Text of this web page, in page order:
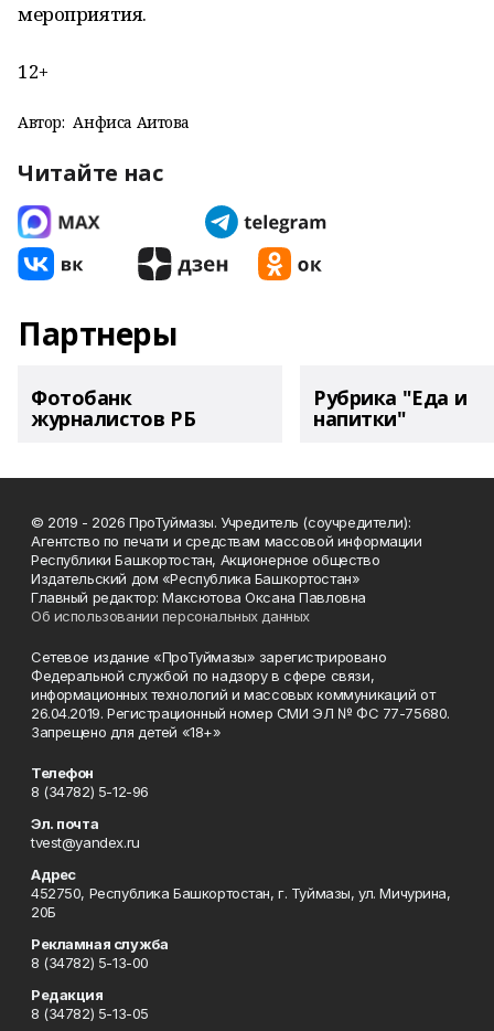
мероприятия.
12+
Автор: Анфиса Аитова
Читайте нас
Партнеры
Фотобанк
журналистов РБ
Рубрика "Еда и
напитки"
© 2019 - 2026 ПроТуймазы. Учредитель (соучредители):
Агентство по печати и средствам массовой информации
Республики Башкортостан, Акционерное общество
Издательский дом «Республика Башкортостан»
Главный редактор: Максютова Оксана Павловна
Об использовании персональных данных
Сетевое издание «ПроТуймазы» зарегистрировано
Федеральной службой по надзору в сфере связи,
информационных технологий и массовых коммуникаций от
26.04.2019. Регистрационный номер СМИ ЭЛ № ФС 77-75680.
Запрещено для детей «18+»
Телефон
8 (34782) 5-12-96
Эл. почта
tvest@yandex.ru
Адрес
452750, Республика Башкортостан, г. Туймазы, ул. Мичурина,
20Б
Рекламная служба
8 (34782) 5-13-00
Редакция
8 (34782) 5-13-05